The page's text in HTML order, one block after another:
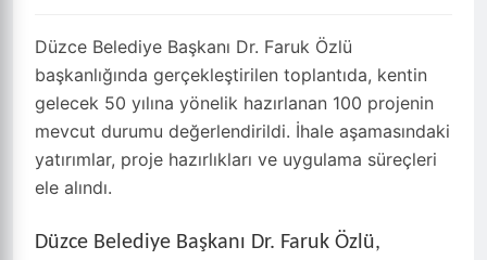
Düzce Belediye Başkanı Dr. Faruk Özlü
başkanlığında gerçekleştirilen toplantıda, kentin
gelecek 50 yılına yönelik hazırlanan 100 projenin
mevcut durumu değerlendirildi. İhale aşamasındaki
yatırımlar, proje hazırlıkları ve uygulama süreçleri
ele alındı.
Düzce Belediye Başkanı Dr. Faruk Özlü,